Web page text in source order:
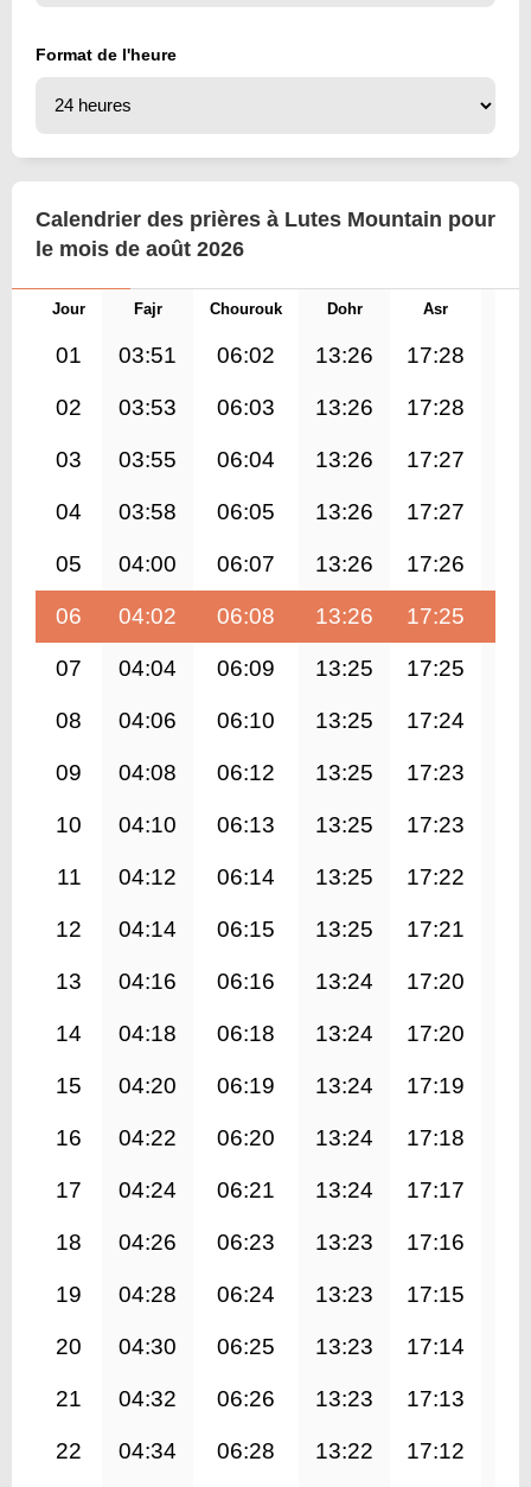
Format de l'heure
Calendrier des prières à Lutes Mountain pour
le mois de août 2026
Jour Fajr Chourouk Dohr Asr
01 03:51 06:02 13:26 17:28
02 03:53 06:03 13:26 17:28
03 03:55 06:04 13:26 17:27
04 03:58 06:05 13:26 17:27
05 04:00 06:07 13:26 17:26
06 04:02 06:08 13:26 17:25
07 04:04 06:09 13:25 17:25
08 04:06 06:10 13:25 17:24
09 04:08 06:12 13:25 17:23
10 04:10 06:13 13:25 17:23
11 04:12 06:14 13:25 17:22
12 04:14 06:15 13:25 17:21
13 04:16 06:16 13:24 17:20
14 04:18 06:18 13:24 17:20
15 04:20 06:19 13:24 17:19
16 04:22 06:20 13:24 17:18
17 04:24 06:21 13:24 17:17
18 04:26 06:23 13:23 17:16
19 04:28 06:24 13:23 17:15
20 04:30 06:25 13:23 17:14
21 04:32 06:26 13:23 17:13
22 04:34 06:28 13:22 17:12